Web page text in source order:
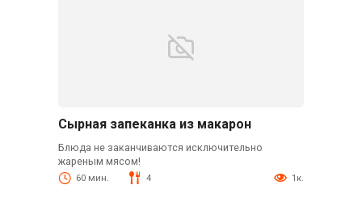
Сырная запеканка из макарон
Блюда не заканчиваются исключительно
жареным мясом!
60 мин. 4 1к.